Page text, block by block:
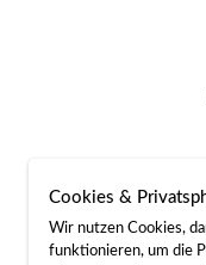
Cookies &
Wir nutzen Cookies,
funktionieren, um die